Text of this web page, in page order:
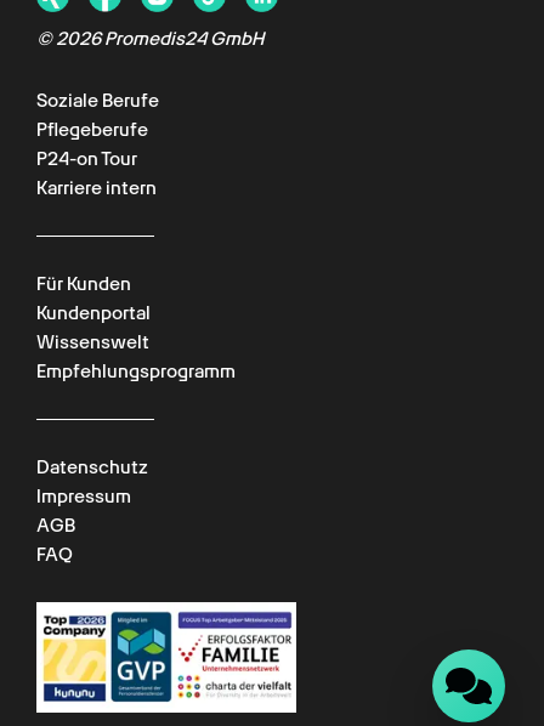
©2026Promedis24 GmbH
Soziale Berufe
Pflegeberufe
P24-on Tour
Karriere intern
Für Kunden
Kundenportal
Wissenswelt
Empfehlungsprogramm
Datenschutz
Impressum
AGB
FAQ